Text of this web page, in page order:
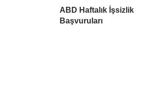
ABD Haftalık İşsizlik
Başvuruları